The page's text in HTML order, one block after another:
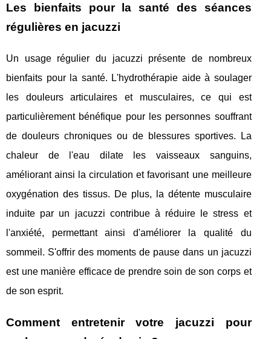
Les bienfaits pour la santé des séances
régulières en jacuzzi
Un usage régulier du jacuzzi présente de nombreux
bienfaits pour la santé. L'hydrothérapie aide à soulager
les douleurs articulaires et musculaires, ce qui est
particulièrement bénéfique pour les personnes souffrant
de douleurs chroniques ou de blessures sportives. La
chaleur de l'eau dilate les vaisseaux sanguins,
améliorant ainsi la circulation et favorisant une meilleure
oxygénation des tissus. De plus, la détente musculaire
induite par un jacuzzi contribue à réduire le stress et
l'anxiété, permettant ainsi d'améliorer la qualité du
sommeil. S'offrir des moments de pause dans un jacuzzi
est une manière efficace de prendre soin de son corps et
de son esprit.
Comment entretenir votre jacuzzi pour